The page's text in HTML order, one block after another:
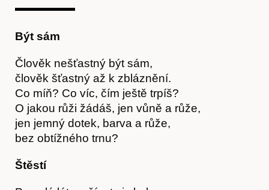
Články
Být sám
Člověk nešťastný být sám,
člověk šťastný až k zbláznění.
Co míň? Co víc, čím ještě trpíš?
O jakou růži žádáš, jen vůně a růže,
jen jemný dotek, barva a růže,
bez obtížného trnu?
Štěstí